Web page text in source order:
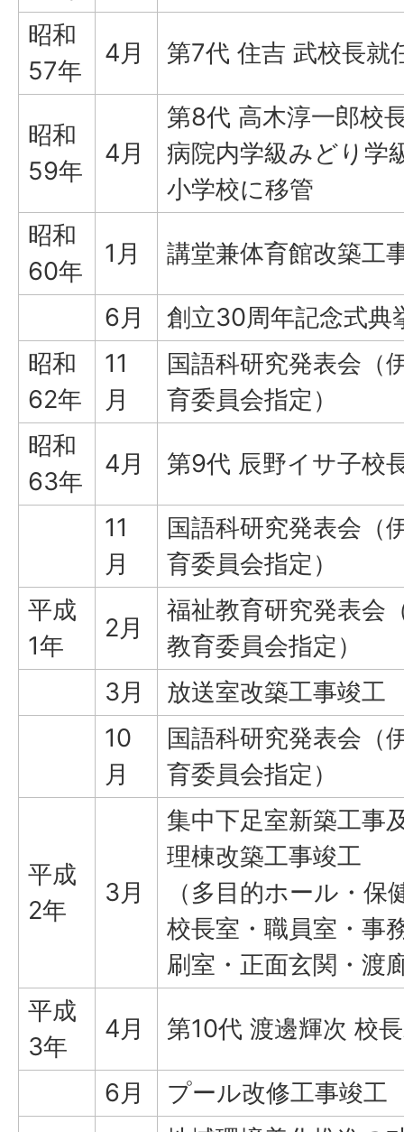
昭和
57年
4月 第7代 住吉 武校長就
昭和
59年
4月
第8代 高木淳一郎校
病院内学級みどり学
小学校に移管
昭和
60年
1月 講堂兼体育館改築工
6月
創立30周年記念式典
昭和
62年
11
月
国語科研究発表会（
育委員会指定）
昭和
63年
4月 第9代 辰野イサ子校
11
月
国語科研究発表会（
育委員会指定）
平成
1年
2月
福祉教育研究発表会
教育委員会指定）
3月
放送室改築工事竣工
10
月
国語科研究発表会（
育委員会指定）
平成
2年
3月
集中下足室新築工事
理棟改築工事竣工
（多目的ホール・保
校長室・職員室・事
刷室・正面玄関・渡
平成
3年
4月 第10代 渡邊輝次 校
6月
プール改修工事竣工